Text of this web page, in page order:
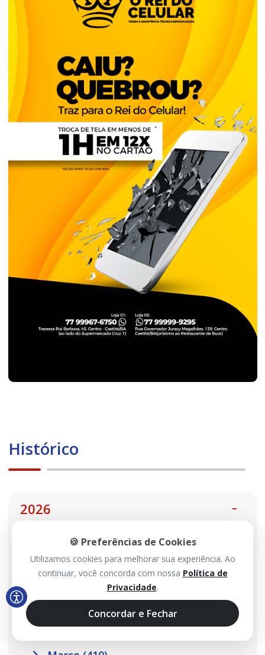
Histórico
2026
Agosto (113)
Julho (467)
Maio (517)
🍪 Preferências de Cookies
Utilizamos cookies para melhorar sua experiência. Ao
continuar, você concorda com nossa Política de
Privacidade.
Concordar e Fechar